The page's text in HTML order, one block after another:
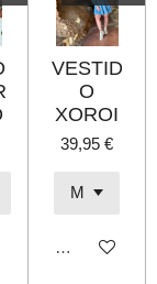
VESTID
O
XOROI
39,95 €
Agotado